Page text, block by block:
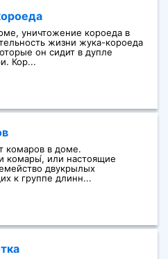
уничтожение короеда в
жизни жука-короеда
он сидит в дупле
Кор...
комаров в доме.
комары́, или настоящие
двукрылых
к группе длинн...